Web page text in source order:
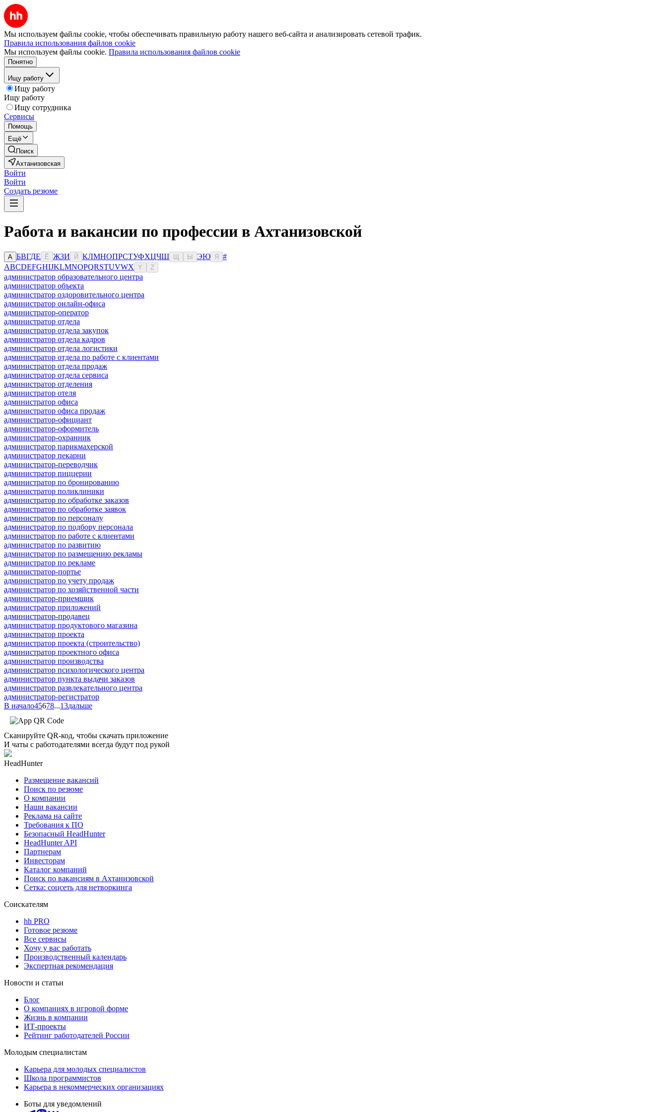
Мы используем файлы cookie, чтобы обеспечивать правильную работу нашего веб-сайта и анализировать сетевой трафик.
Правила использования файлов cookie
Мы используем файлы cookie. Правила использования файлов cookie
Понятно
Ищу работу
Ищу работу
Ищу работу
Ищу сотрудника
Сервисы
Помощь
Ещё
Поиск
Ахтанизовская
Войти
Войти
Создать резюме
Работа и вакансии по профессии в Ахтанизовской
А БВГДЕ Ё ЖЗИ Й КЛМНОПРСТУФХЦЧШ Ы ЭЮ Я
#
ABCDEFGHIJKLMNOPQRSTUVWX Y Z
администратор образовательного центра
администратор объекта
администратор оздоровительного центра
администратор онлайн-офиса
администратор-оператор
администратор отдела
администратор отдела закупок
администратор отдела кадров
администратор отдела логистики
администратор отдела по работе с клиентами
администратор отдела продаж
администратор отдела сервиса
администратор отделения
администратор отеля
администратор офиса
администратор офиса продаж
администратор-официант
администратор-оформитель
администратор-охранник
администратор парикмахерской
администратор пекарни
администратор-переводчик
администратор пиццерии
администратор по бронированию
администратор поликлиники
администратор по обработке заказов
администратор по обработке заявок
администратор по персоналу
администратор по подбору персонала
администратор по работе с клиентами
администратор по развитию
администратор по размещению рекламы
администратор по рекламе
администратор-портье
администратор по учету продаж
администратор по хозяйственной части
администратор-приемщик
администратор приложений
администратор-продавец
администратор продуктового магазина
администратор проекта
администратор проекта (строительство)
администратор проектного офиса
администратор производства
администратор психологического центра
администратор пункта выдачи заказов
администратор развлекательного центра
администратор-регистратор
В начало45678...13дальше
Сканируйте QR-код, чтобы скачать приложение
И чаты с работодателями всегда будут под рукой
HeadHunter
Размещение вакансий
Поиск по резюме
О компании
Наши вакансии
Реклама на сайте
Требования к ПО
Безопасный HeadHunter
HeadHunter API
Партнерам
Инвесторам
Каталог компаний
Поиск по вакансиям в Ахтанизовской
Сетка: соцсеть для нетворкинга
Соискателям
hh PRO
Готовое резюме
Все сервисы
Хочу у вас работать
Производственный календарь
Экспертная рекомендация
Новости и статьи
Блог
О компаниях в игровой форме
Жизнь в компании
ИТ-проекты
Рейтинг работодателей России
Молодым специалистам
Карьера для молодых специалистов
Школа программистов
Карьера в некоммерческих организациях
Боты для уведомлений